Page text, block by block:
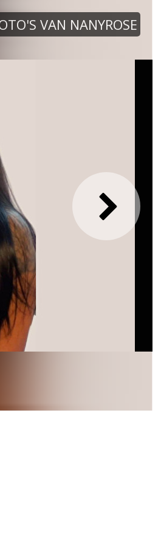
VAN NANYROSE